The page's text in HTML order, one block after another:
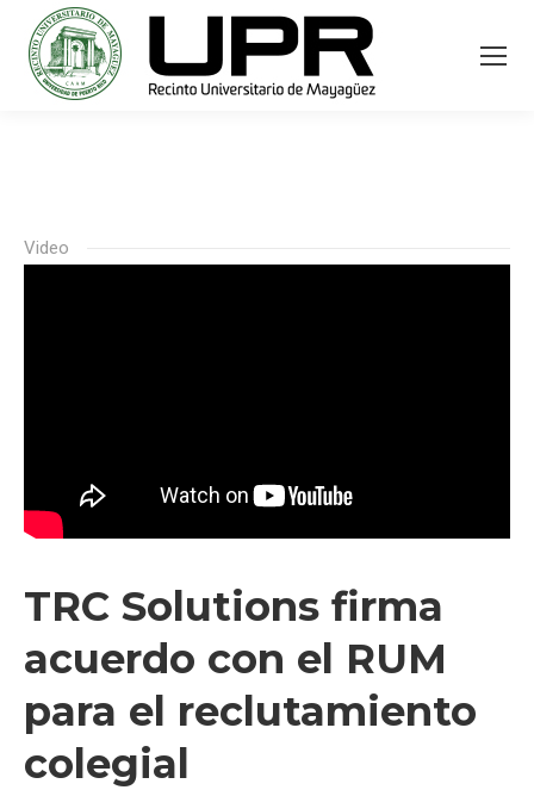
Video
TRC Solutions firma
acuerdo con el RUM
para el reclutamiento
colegial